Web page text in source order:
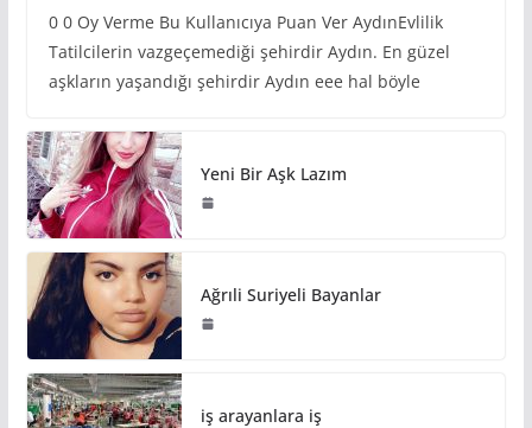
0 0 Oy Verme Bu Kullanıcıya Puan Ver AydınEvlilik
Tatilcilerin vazgeçemediği şehirdir Aydın. En güzel
aşkların yaşandığı şehirdir Aydın eee hal böyle
Yeni Bir Aşk Lazım
Ağrıli Suriyeli Bayanlar
iş arayanlara iş